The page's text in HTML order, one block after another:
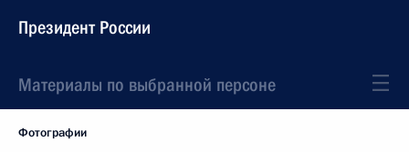
Президент России
Материалы по выбранной персоне
Фотографии